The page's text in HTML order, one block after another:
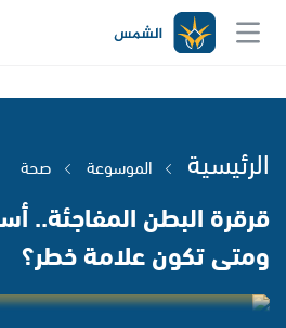
الرئيسية الموسوعة صحة
قرقرة البطن المفاجئة..
ومتى تكون علامة خطر؟